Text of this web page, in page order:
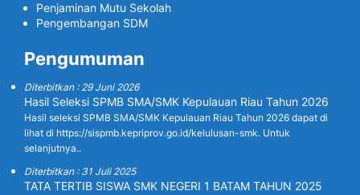
Penjaminan Mutu Sekolah
Pengembangan SDM
Pengumuman
Diterbitkan : 29 Juni 2026
Hasil Seleksi SPMB SMA/SMK Kepulauan Riau Tahun 2026
Hasil seleksi SPMB SMA/SMK Kepulauan Riau Tahun 2026 dapat di
lihat di https://sispmb.kepriprov.go.id/kelulusan-smk. Untuk
selanjutnya..
Diterbitkan : 31 Juli 2025
TATA TERTIB SISWA SMK NEGERI 1 BATAM TAHUN 2025